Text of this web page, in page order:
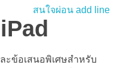
ะข้อเสนอพิเศษสำหรับ